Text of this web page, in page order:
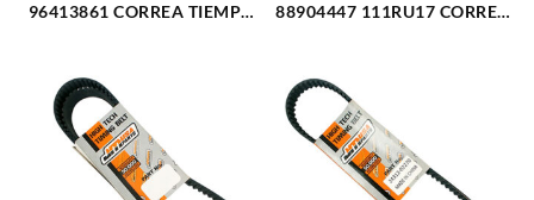
96413861 CORREA TIEMPO
L4-1.8L 162 DIENTES (2337)
88904447 111RU17 CORREA